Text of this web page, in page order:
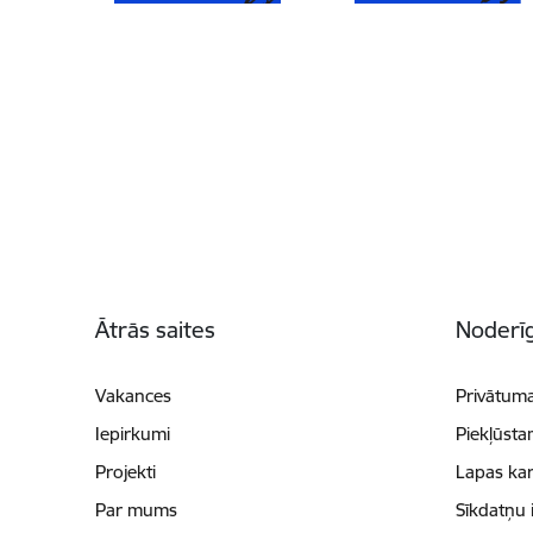
Ātrās saites
Vakances
Iepirkumi
Projekti
Par mums
Lapas
Sīkdatņu